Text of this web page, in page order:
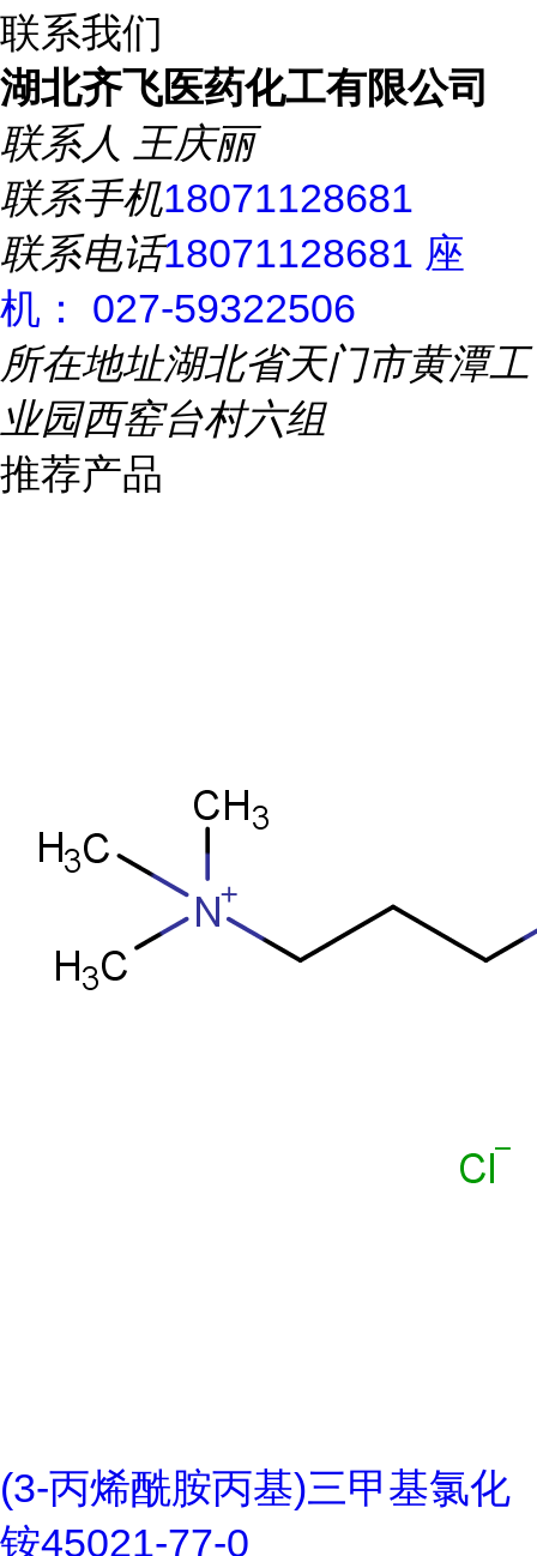
联系我们
湖北齐飞医药化工有限公司
联系人 王庆丽
联系手机18071128681
联系电话18071128681 座
机： 027-59322506
所在地址湖北省天门市黄潭工
业园西窑台村六组
推荐产品
(3-丙烯酰胺丙基)三甲基氯化
铵45021-77-0